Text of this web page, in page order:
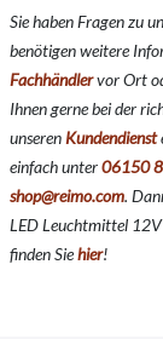
Sie haben Fragen zu
benötigen weitere
Fachhändlervor Ort
Ihnen gerne bei der
unseren Kundendienst
einfach unter06150
shop@reimo.com.
LED Leuchtmittel
finden Siehier!